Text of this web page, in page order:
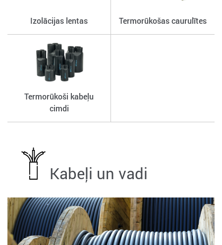
Izolācijas lentas Termorūkošas caurulītes
Termorūkoši kabeļu
cimdi
Kabeļi un vadi